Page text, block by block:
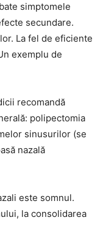
simptomele
secundare.
La fel de eficiente
exemplu de
recomandă
polipectomia
sinusurilor (se
nazală
este somnul.
la consolidarea